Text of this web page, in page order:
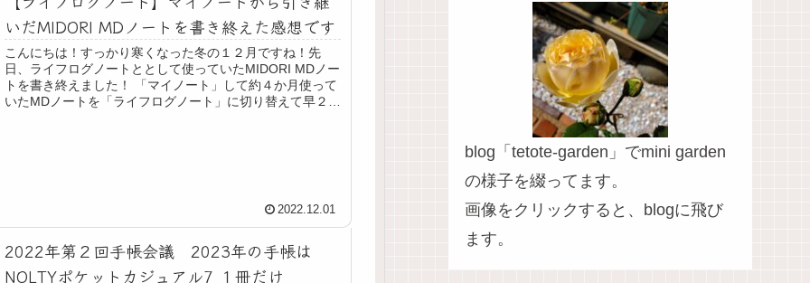
いだMIDORI MDノートを書き終えた感想です
こんにちは！すっかり寒くなった冬の１２月ですね！先
日、ライフログノートととして使っていたMIDORI MDノー
トを書き終えました！ 「マイノート」して約４か月使って
いたMDノートを「ライフログノート」に切り替えて早２か
2022.12.01
2022年第２回手帳会議 2023年の手帳は
NOLTYポケットカジュアル7 １冊だけ
blog「tetote-garden」でmini garden
の様子を綴ってます。
画像をクリックすると、blogに飛び
ます。